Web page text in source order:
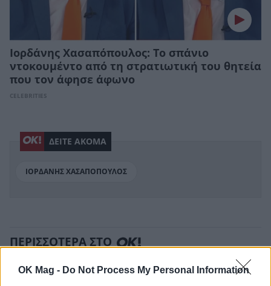
OK Mag - Do Not Process My Personal Information
Ιορδάνης Χασαπόπουλος: To σπάνιο
ντοκουμέντο από τη στρατιωτική του θητεία
που τον άφησε άφωνο
CELEBRITIES
ΔΕΙΤΕ ΑΚΟΜΑ
ΙΟΡΔΑΝΗΣ ΧΑΣΑΠΟΠΟΥΛΟΣ
ΠΕΡΙΣΣΟΤΕΡΑ ΣΤΟ